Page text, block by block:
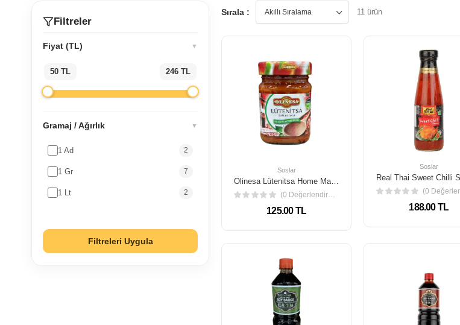
Filtreler
Fiyat (TL) ▼
50 TL 246 TL
Gramaj / Ağırlık ▼
1 Ad 2
1 Gr 7
1 Lt 2
Filtreleri Uygula
Sırala : 11 ürün
Soslar
Olinesa Lütenitsa Home Made Style Balkan Sosu 260 Gr
(0 Değerlendirme)
125.00 TL
Soslar
188.00 TL